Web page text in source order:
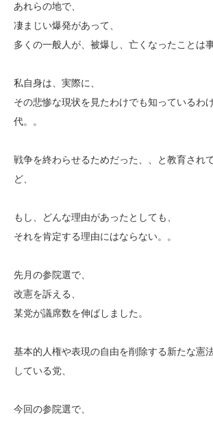
あれらの地で、
凄まじい爆発があって、
多くの一般人が、被爆し、亡くなったことは事
私自身は、実際に、
その悲惨な現状を見たわけでも知っているわ
代。。
戦争を終わらせるためだった、、と教育され
ど、
もし、どんな理由があったとしても、
それを肯定する理由にはならない。。
先月の参院選で、
改憲を訴える、
某党が議席数を伸ばしました。
基本的人権や表現の自由を削除する新たな憲
している党、
今回の参院選で、